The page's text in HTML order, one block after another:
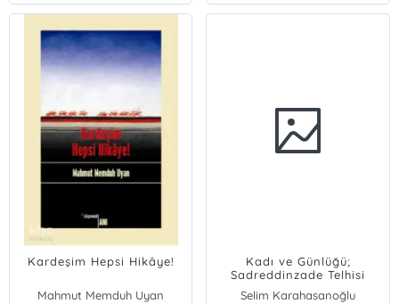
Kardeşim Hepsi Hikâye!
Mahmut Memduh Uyan
Kadı ve Günlüğü;
Sadreddinzade Telhisi
Mustafa Efendi Günlüğü
Selim Karahasanoğlu